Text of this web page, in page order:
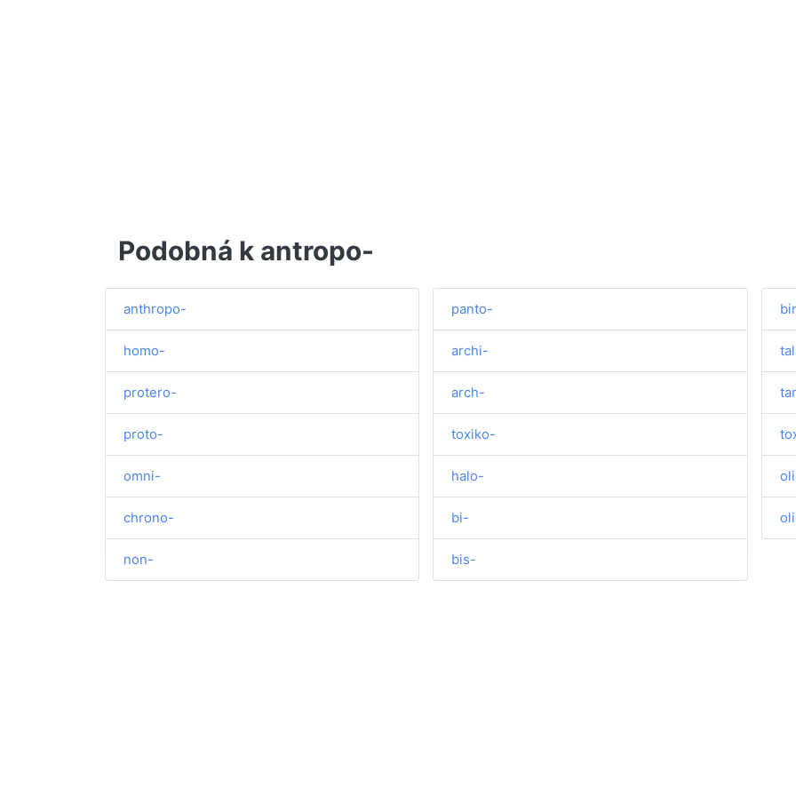
Podobná k antropo-
anthropo-
homo-
protero-
proto-
omni-
chrono-
non-
panto-
archi-
arch-
toxiko-
halo-
bi-
bis-